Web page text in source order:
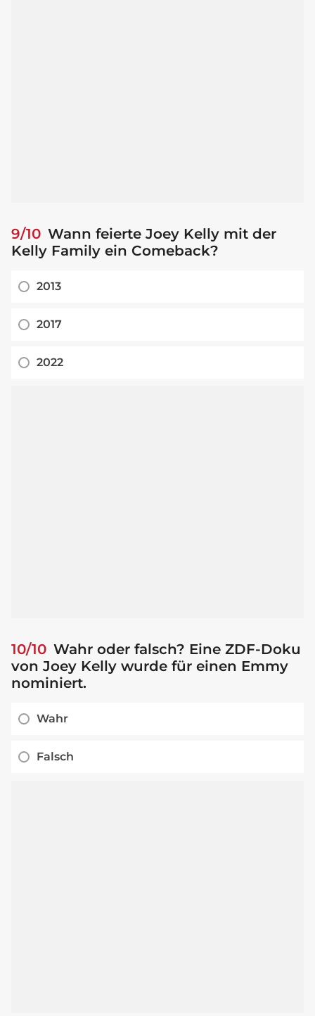
9/10 Wann feierte Joey Kelly mit der
Kelly Family ein Comeback?
2013
2017
2022
10/10 Wahr oder falsch? Eine ZDF-Doku
von Joey Kelly wurde für einen Emmy
nominiert.
Wahr
Falsch